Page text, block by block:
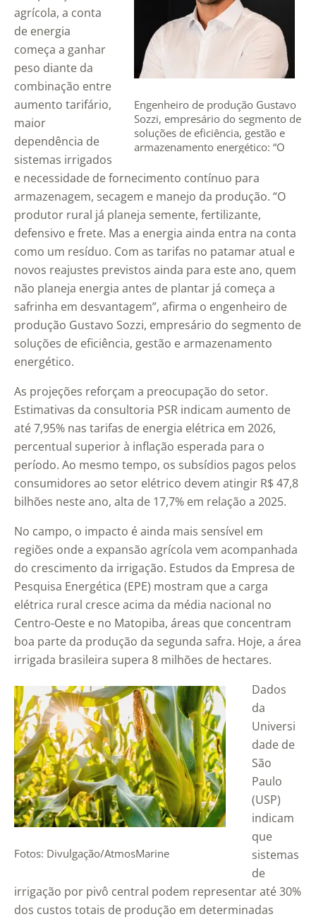
Engenheiro de produção Gustavo
Sozzi, empresário do segmento de
soluções de eficiência, gestão e
armazenamento energético: “O
fertilizante, defensivo e frete”
agrícola, a conta
de energia
começa a ganhar
peso diante da
combinação entre
aumento tarifário,
maior
dependência de
sistemas irrigados
e necessidade de fornecimento contínuo para
armazenagem, secagem e manejo da produção. “O
produtor rural já planeja semente, fertilizante,
defensivo e frete. Mas a energia ainda entra na conta
como um resíduo. Com as tarifas no patamar atual e
novos reajustes previstos ainda para este ano, quem
não planeja energia antes de plantar já começa a
safrinha em desvantagem”, afirma o engenheiro de
produção Gustavo Sozzi, empresário do segmento de
soluções de eficiência, gestão e armazenamento
energético.
As projeções reforçam a preocupação do setor.
Estimativas da consultoria PSR indicam aumento de
até 7,95% nas tarifas de energia elétrica em 2026,
percentual superior à inflação esperada para o
período. Ao mesmo tempo, os subsídios pagos pelos
consumidores ao setor elétrico devem atingir R$ 47,8
bilhões neste ano, alta de 17,7% em relação a 2025.
No campo, o impacto é ainda mais sensível em
regiões onde a expansão agrícola vem acompanhada
do crescimento da irrigação. Estudos da Empresa de
Pesquisa Energética (EPE) mostram que a carga
elétrica rural cresce acima da média nacional no
Centro-Oeste e no Matopiba, áreas que concentram
boa parte da produção da segunda safra. Hoje, a área
irrigada brasileira supera 8 milhões de hectares.
Fotos: Divulgação/AtmosMarine
Dados
da
Universi
dade de
São
Paulo
(USP)
indicam
que
sistemas
de
irrigação por pivô central podem representar até 30%
dos custos totais de produção em determinadas